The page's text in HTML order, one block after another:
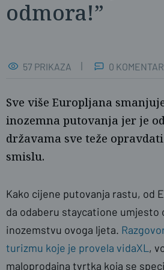
odmora!”
Ilustracija
57 PRIKAZA 0
Sve više Europljana
inozemna putovanja jer je
državama sve teže
smislu.
Kako cijene putovanja rastu, od
da odaberu staycatione umjesto
inozemstvu ovoga ljeta.
turizmu koje je provela vidaXL ,
maloprodajna tvrtka koja se